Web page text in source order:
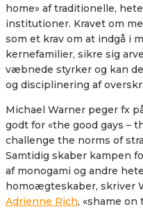
home» af traditionelle,
institutioner. Kravet om
som et krav om at indgå i
kernefamilier, sikre sig
væbnede styrker og kan
og disciplinering af
Michael Warner peger fx
godt for «the good gays –
challenge the norms of
Samtidig skaber kampen
af monogami og andre
homoægteskaber, skriver
Adrienne Rich, «shame